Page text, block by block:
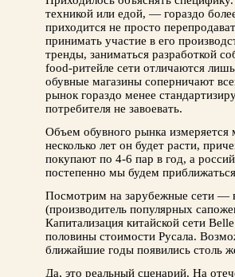
техникой или едой, — гораздо
приходится не просто
принимать участие в его
тренды, заниматься разработкой
food-ритейле сети отличаются
обувные магазины соперничают
рынок гораздо менее
потребителя не завоевать.
Объем обувного рынка
несколько лет он будет расти,
покупают по 4-6 пар в год, а
постепенно мы будем
Посмотрим на зарубежные сети —
(производитель популярных
Капитализация китайской сети
половины стоимости Русала.
ближайшие годы появились столь
Да, это реальный сценарий. На